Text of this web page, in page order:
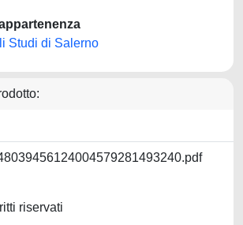
Studi di Salerno
riservati